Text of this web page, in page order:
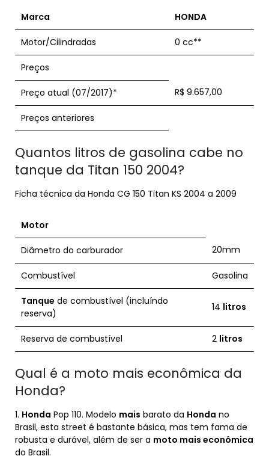
Marca HONDA
Motor/Cilindradas 0 cc**
Preços
Preço atual (07/2017)* R$ 9.657,00
Preços anteriores
Quantos litros de gasolina cabe no
tanque da Titan 150 2004?
Ficha técnica da Honda CG 150 Titan KS 2004 a 2009
Motor
Diâmetro do carburador 20mm
Combustível Gasolina
Tanque de combustível (incluíndo
reserva)
14 litros
Reserva de combustível 2 litros
Qual é a moto mais econômica da
Honda?
1. Honda Pop 110. Modelo mais barato da Honda no
Brasil, esta street é bastante básica, mas tem fama de
robusta e durável, além de ser a moto mais econômica
do Brasil.